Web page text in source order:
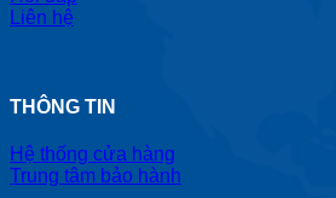
Liên hệ
THÔNG TIN
Hệ thống cửa hàng
Trung tâm bảo hành